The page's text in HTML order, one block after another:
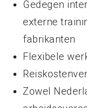
Gedegen
externe
fabrikanten
Flexibele
Zowel